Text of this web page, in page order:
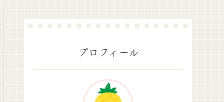
プロフィール